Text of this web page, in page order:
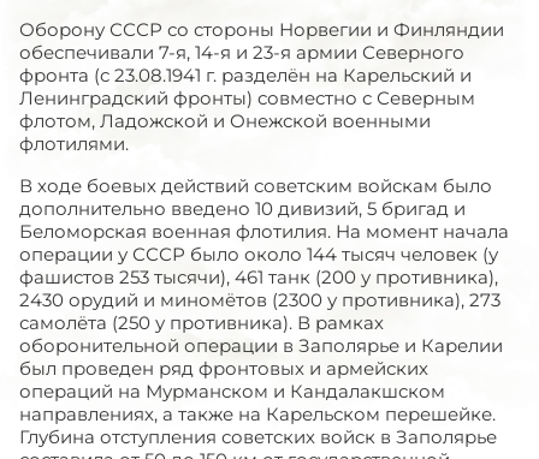
Оборону СССР со стороны Норвегии и Финляндии
обеспечивали 7-я, 14-я и 23-я армии Северного
фронта (с 23.08.1941 г. разделён на Карельский и
Ленинградский фронты) совместно с Северным
флотом, Ладожской и Онежской военными
флотилями.
В ходе боевых действий советским войскам было
дополнительно введено 10 дивизий, 5 бригад и
Беломорская военная флотилия. На момент начала
операции у СССР было около 144 тысяч человек (у
фашистов 253 тысячи), 461 танк (200 у противника),
2430 орудий и миномётов (2300 у противника), 273
самолёта (250 у противника). В рамках
оборонительной операции в Заполярье и Карелии
был проведен ряд фронтовых и армейских
операций на Мурманском и Кандалакшском
направлениях, а также на Карельском перешейке.
Глубина отступления советских войск в Заполярье